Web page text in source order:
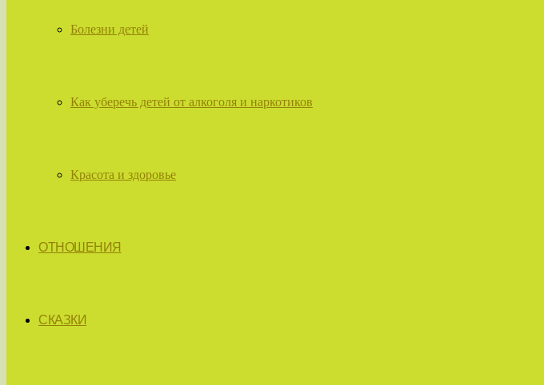
Болезни детей
Как уберечь детей от алкоголя и наркотиков
Красота и здоровье
ОТНОШЕНИЯ
СКАЗКИ